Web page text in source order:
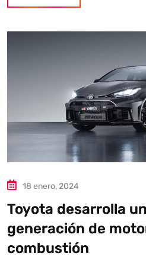
18 enero, 2024
Toyota desarrolla
generación de
combustión